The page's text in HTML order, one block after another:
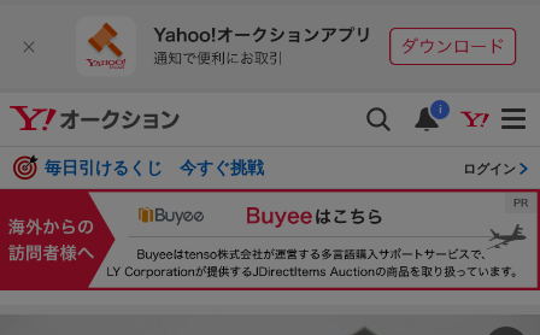
i
毎日引けるくじ 今すぐ挑戦 ログイン